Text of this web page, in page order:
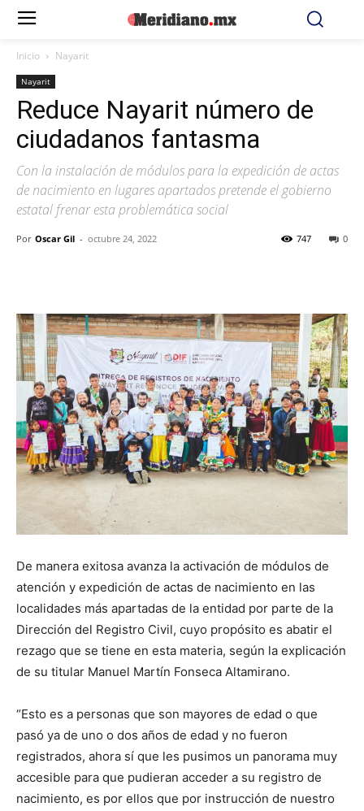
Inicio Nayarit
Nayarit
Reduce Nayarit número de
ciudadanos fantasma
Con la instalación de módulos para la expedición de actas
de nacimiento en lugares apartados pretende el gobierno
estatal frenar esta problemática social
Por Oscar Gil - octubre 24, 2022 0
747
De manera exitosa avanza la activación de módulos de
atención y expedición de actas de nacimiento en las
localidades más apartadas de la entidad por parte de la
Dirección del Registro Civil, cuyo propósito es abatir el
rezago que se tiene en esta materia, según la explicación
de su titular Manuel Martín Fonseca Altamirano.
“Esto es a personas que son mayores de edad o que
pasó ya de uno o dos años de edad y no fueron
registrados, ahora sí que les pusimos un panorama muy
accesible para que pudieran acceder a su registro de
nacimiento, es por ellos que por instrucción de nuestro